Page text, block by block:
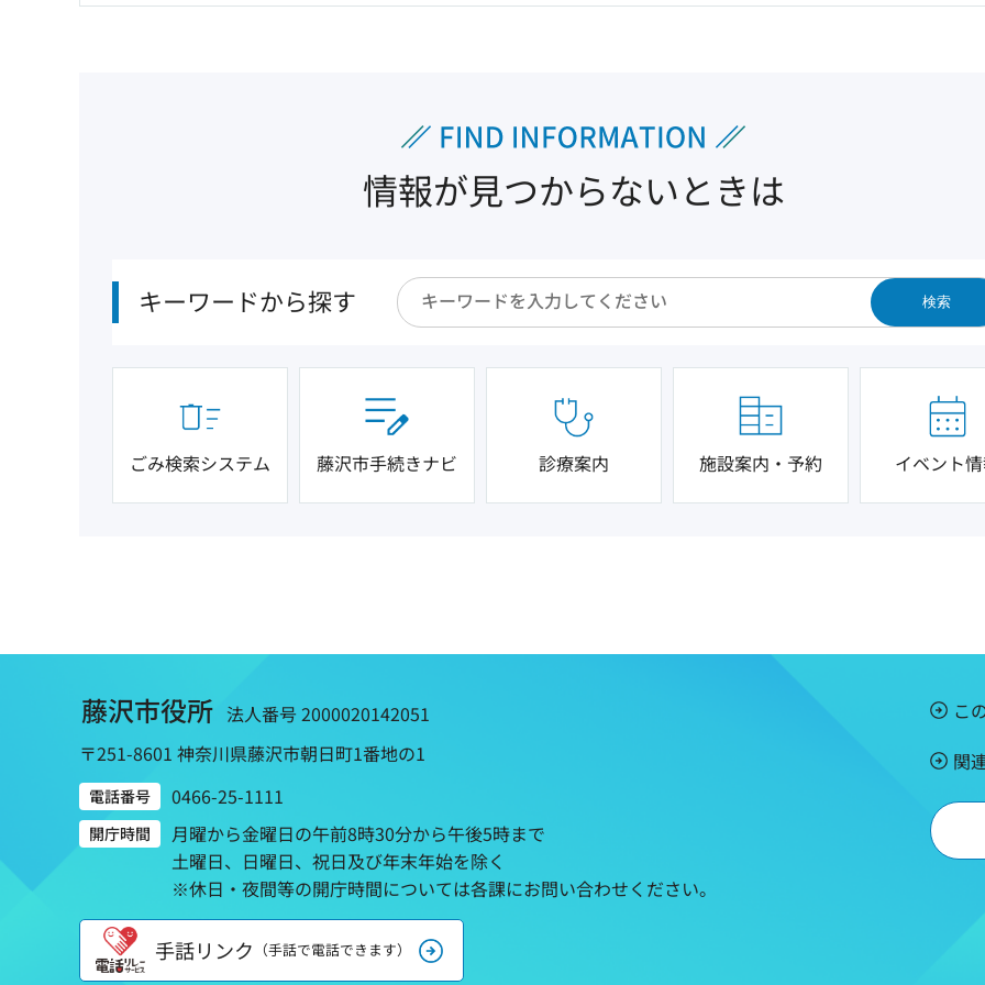
情報が見つからないときは
キーワードから探す 検索
ごみ検索システム 藤沢市手続きナビ 診療案内 施設案内・予約 イベント
藤沢市役所 法人番号 2000020142051
〒251-8601 神奈川県藤沢市朝日町1番地の1
電話番号 0466-25-1111
開庁時間
月曜から金曜日の午前8時30分から午後5時まで
土曜日、日曜日、祝日及び年末年始を除く
※休日・夜間等の開庁時間については各課にお問い合わせください。
手話リンク （手話で電話できます）
こ
関